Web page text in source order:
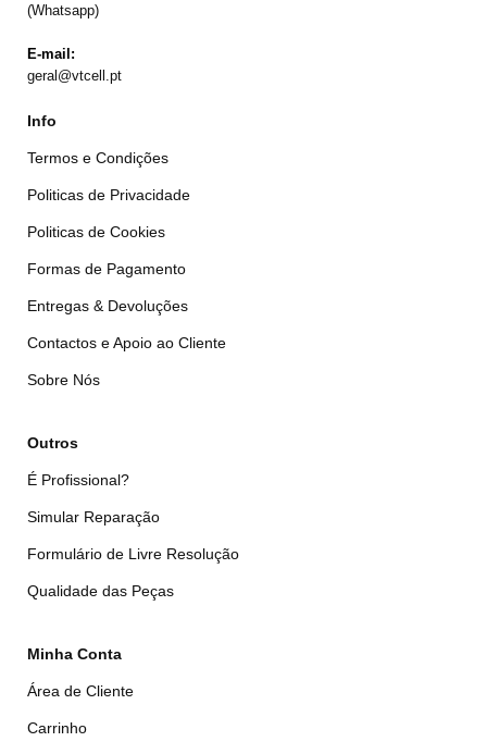
(Whatsapp)
E-mail:
geral@vtcell.pt
Info
Termos e Condições
Politicas de Privacidade
Politicas de Cookies
Formas de Pagamento
Entregas & Devoluções
Contactos e Apoio ao Cliente
Sobre Nós
Outros
É Profissional?
Simular Reparação
Formulário de Livre Resolução
Qualidade das Peças
Minha Conta
Área de Cliente
Carrinho